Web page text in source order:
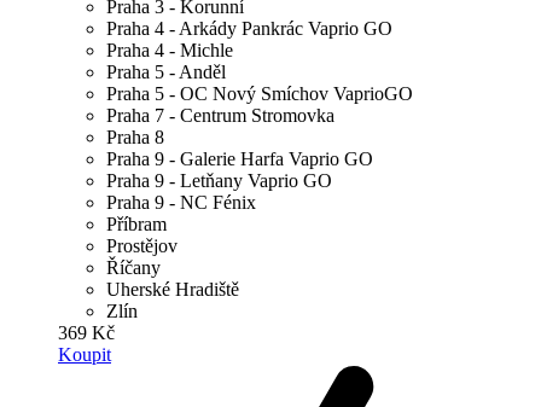
Praha 3 - Korunní
Praha 4 - Arkády Pankrác Vaprio GO
Praha 4 - Michle
Praha 5 - Anděl
Praha 5 - OC Nový Smíchov VaprioGO
Praha 7 - Centrum Stromovka
Praha 8
Praha 9 - Galerie Harfa Vaprio GO
Praha 9 - Letňany Vaprio GO
Praha 9 - NC Fénix
Příbram
Prostějov
Říčany
Uherské Hradiště
Zlín
369 Kč
Koupit